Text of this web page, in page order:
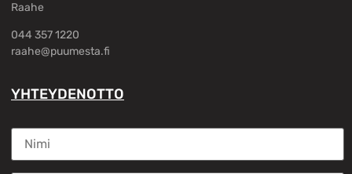
Raahe
044 357 1220
raahe@puumesta.fi
YHTEYDENOTTO